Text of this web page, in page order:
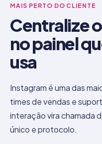
MAIS PERTO DO CLIENTE
Centralize
no painel
usa
Instagram é uma das
times de vendas e
interação vira chamada
único e protocolo.